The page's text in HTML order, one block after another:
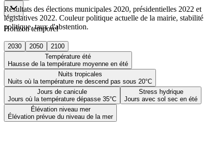
Horizon temporel
2030 2050
2100
Température été
Hausse de la température moyenne en été
Nuits tropicales
Nuits où la température ne descend pas sous 20°C
Jours de canicule
Jours où la température dépasse 35°C
Stress hydrique
Jours avec sol sec en été
Élévation niveau mer
Élévation prévue du niveau de la mer
Résultats des élections municipales 2020, présidentielles 2022 et
législatives 2022. Couleur politique actuelle de la mairie, stabilité
politique, taux d'abstention.